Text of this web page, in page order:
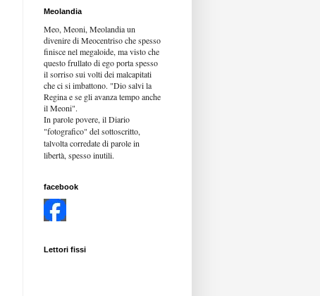
Meolandia
Meo, Meoni, Meolandia un
divenire di Meocentriso che spesso
finisce nel megaloide, ma visto che
questo frullato di ego porta spesso
il sorriso sui volti dei malcapitati
che ci si imbattono. "Dio salvi la
Regina e se gli avanza tempo anche
il Meoni".
In parole povere, il Diario
"fotografico" del sottoscritto,
talvolta corredate di parole in
libertà, spesso inutili.
facebook
Lettori fissi